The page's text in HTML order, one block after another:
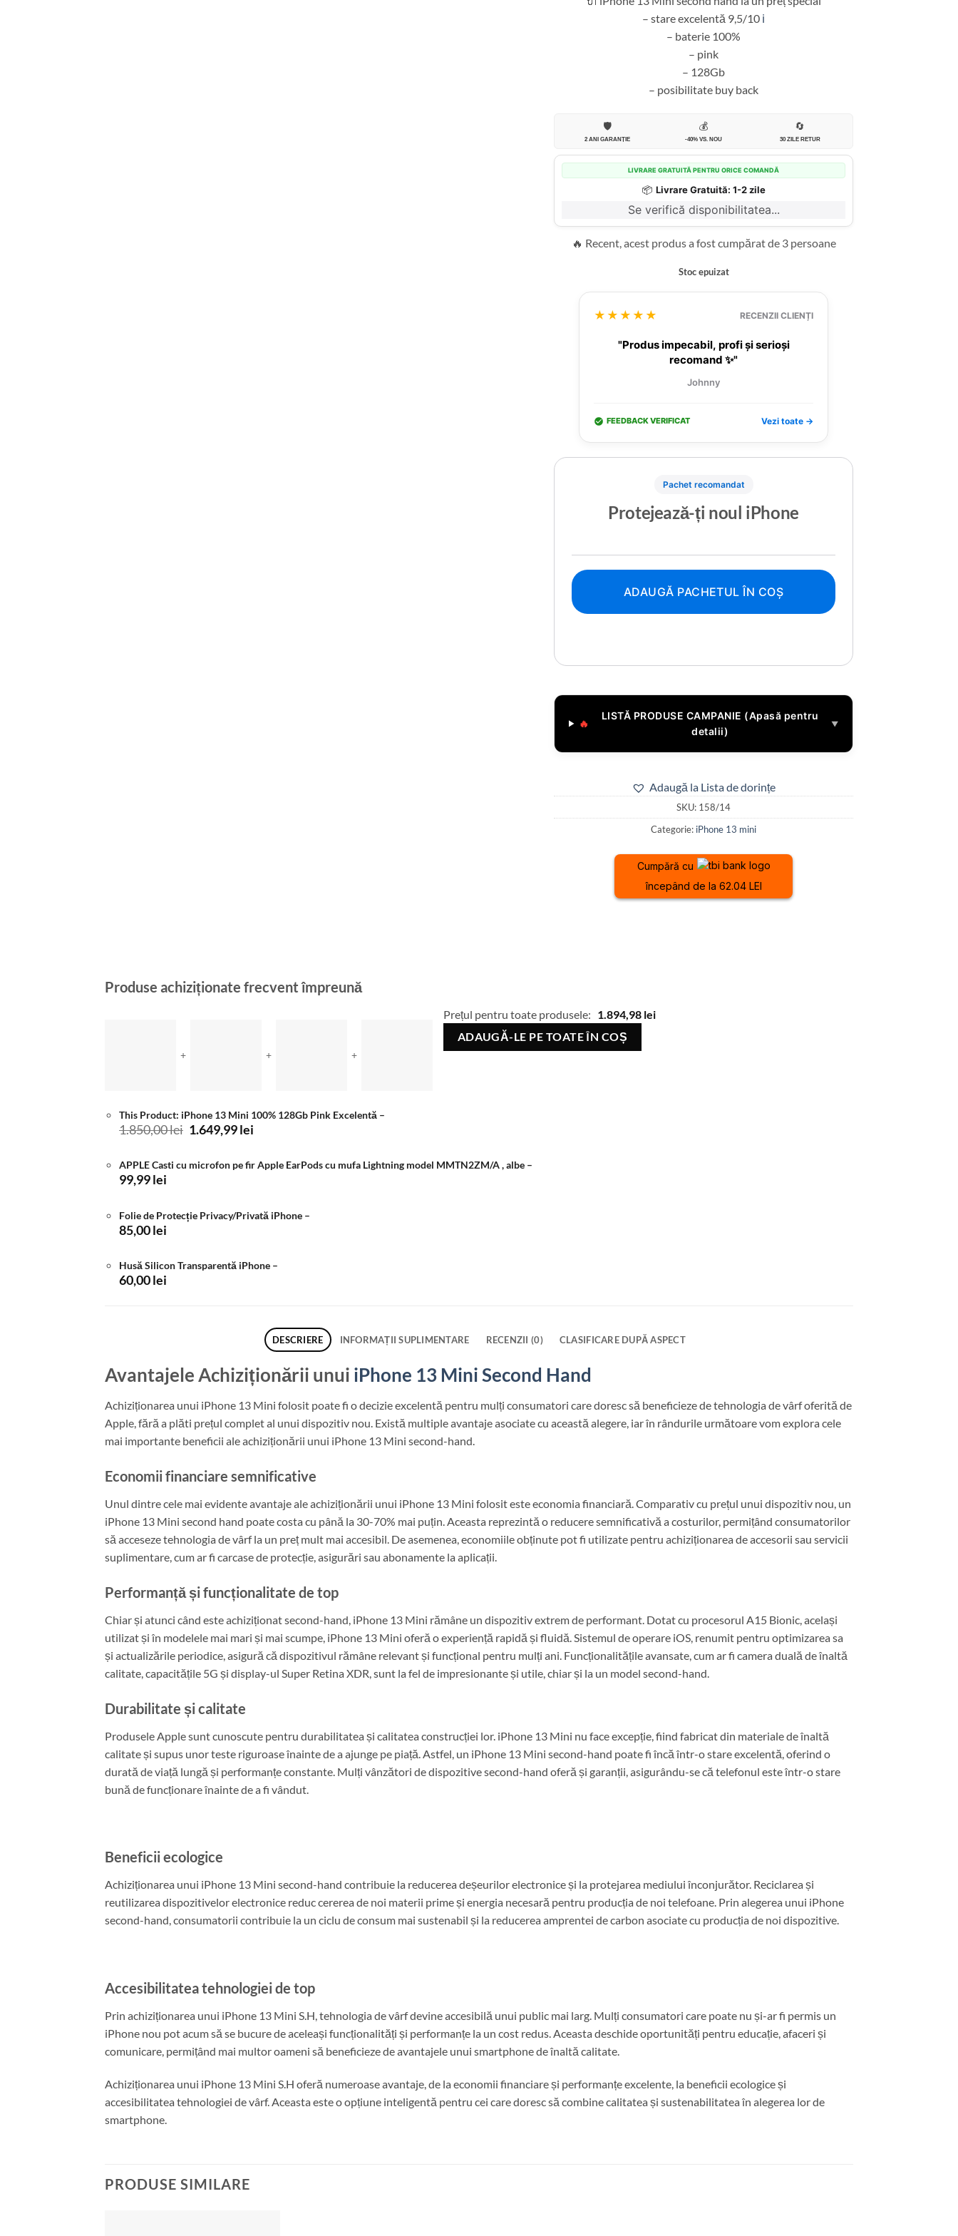
– stare excelentă 9,5/10 ℹ️
– baterie 100%
– pink
– 128Gb
– posibilitate buy back
🛡️
2 ANI GARANȚIE
💰
-40% VS. NOU
🔄
30 ZILE RETUR
LIVRARE GRATUITĂ PENTRU ORICE COMANDĂ
📦 Livrare Gratuită: 1-2 zile
Se verifică disponibilitatea...
🔥 Recent, acest produs a fost cumpărat de 3 persoane
Stoc epuizat
★★★★★ RECENZII CLIENȚI
"Produs impecabil, profi și serioși
recomand ✨"
Johnny
FEEDBACK VERIFICAT Vezi toate →
Pachet recomandat
Protejează-ți noul iPhone
ADAUGĂ PACHETUL ÎN COȘ
🔥
LISTĂ PRODUSE CAMPANIE (Apasă pentru
detalii)
▼
Adaugă la Lista de dorințe
SKU: 158/14
Categorie: iPhone 13 mini
Cumpără cu
începând de la 62.04 LEI
Produse achiziționate frecvent împreună
+ + +
Prețul pentru toate produsele: 1.894,98 lei
ADAUGĂ-LE PE TOATE ÎN COȘ
This Product: iPhone 13 Mini 100% 128Gb Pink Excelentă –
1.850,00lei Prețul
fost:
1.649,99lei
1.649,99 lei.
APPLE Casti cu microfon pe fir Apple EarPods cu mufa Lightning model MMTN2ZM/A , albe –
99,99lei
Folie de Protecție Privacy/Privată iPhone –
85,00lei
Husă Silicon Transparentă iPhone –
60,00lei
DESCRIERE INFORMAȚII SUPLIMENTARE RECENZII (0) CLASIFICARE DUPĂ ASPECT
Avantajele Achiziționării unui iPhone 13 Mini Second Hand
Achiziționarea unui iPhone 13 Mini folosit poate fi o decizie excelentă pentru mulți consumatori care doresc să beneficieze de tehnologia de vârf oferită de
Apple, fără a plăti prețul complet al unui dispozitiv nou. Există multiple avantaje asociate cu această alegere, iar în rândurile următoare vom explora cele
mai importante beneficii ale achiziționării unui iPhone 13 Mini second-hand.
Economii financiare semnificative
Unul dintre cele mai evidente avantaje ale achiziționării unui iPhone 13 Mini folosit este economia financiară. Comparativ cu prețul unui dispozitiv nou, un
iPhone 13 Mini second hand poate costa cu până la 30-70% mai puțin. Aceasta reprezintă o reducere semnificativă a costurilor, permițând consumatorilor
să acceseze tehnologia de vârf la un preț mult mai accesibil. De asemenea, economiile obținute pot fi utilizate pentru achiziționarea de accesorii sau servicii
suplimentare, cum ar fi carcase de protecție, asigurări sau abonamente la aplicații.
Performanță și funcționalitate de top
Chiar și atunci când este achiziționat second-hand, iPhone 13 Mini rămâne un dispozitiv extrem de performant. Dotat cu procesorul A15 Bionic, același
utilizat și în modelele mai mari și mai scumpe, iPhone 13 Mini oferă o experiență rapidă și fluidă. Sistemul de operare iOS, renumit pentru optimizarea sa
și actualizările periodice, asigură că dispozitivul rămâne relevant și funcțional pentru mulți ani. Funcționalitățile avansate, cum ar fi camera duală de înaltă
calitate, capacitățile 5G și display-ul Super Retina XDR, sunt la fel de impresionante și utile, chiar și la un model second-hand.
Durabilitate și calitate
Produsele Apple sunt cunoscute pentru durabilitatea și calitatea construcției lor. iPhone 13 Mini nu face excepție, fiind fabricat din materiale de înaltă
calitate și supus unor teste riguroase înainte de a ajunge pe piață. Astfel, un iPhone 13 Mini second-hand poate fi încă într-o stare excelentă, oferind o
durată de viață lungă și performanțe constante. Mulți vânzători de dispozitive second-hand oferă și garanții, asigurându-se că telefonul este într-o stare
bună de funcționare înainte de a fi vândut.
Beneficii ecologice
Achiziționarea unui iPhone 13 Mini second-hand contribuie la reducerea deșeurilor electronice și la protejarea mediului înconjurător. Reciclarea și
reutilizarea dispozitivelor electronice reduc cererea de noi materii prime și energia necesară pentru producția de noi telefoane. Prin alegerea unui iPhone
second-hand, consumatorii contribuie la un ciclu de consum mai sustenabil și la reducerea amprentei de carbon asociate cu producția de noi dispozitive.
Accesibilitatea tehnologiei de top
Prin achiziționarea unui iPhone 13 Mini S.H, tehnologia de vârf devine accesibilă unui public mai larg. Mulți consumatori care poate nu și-ar fi permis un
iPhone nou pot acum să se bucure de aceleași funcționalități și performanțe la un cost redus. Aceasta deschide oportunități pentru educație, afaceri și
comunicare, permițând mai multor oameni să beneficieze de avantajele unui smartphone de înaltă calitate.
Achiziționarea unui iPhone 13 Mini S.H oferă numeroase avantaje, de la economii financiare și performanțe excelente, la beneficii ecologice și
accesibilitatea tehnologiei de vârf. Aceasta este o opțiune inteligentă pentru cei care doresc să combine calitatea și sustenabilitatea în alegerea lor de
smartphone.
PRODUSE SIMILARE